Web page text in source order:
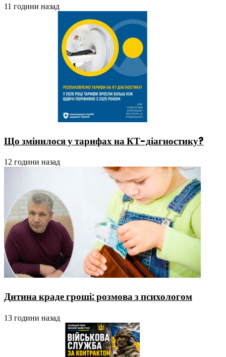
11 години назад
Що змінилося у тарифах на КТ-діагностику?
12 години назад
Дитина краде гроші: розмова з психологом
13 години назад